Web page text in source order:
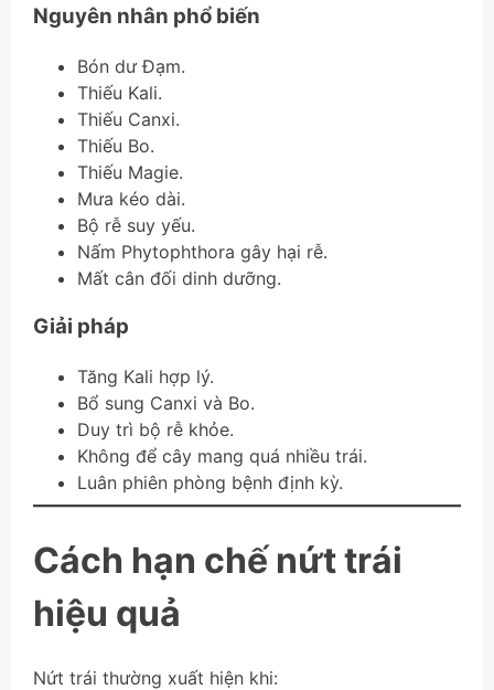
Nguyên nhân phổ biến
Bón dư Đạm.
Thiếu Kali.
Thiếu Canxi.
Thiếu Bo.
Thiếu Magie.
Mưa kéo dài.
Bộ rễ suy yếu.
Nấm Phytophthora gây hại rễ.
Mất cân đối dinh dưỡng.
Giải pháp
Tăng Kali hợp lý.
Bổ sung Canxi và Bo.
Duy trì bộ rễ khỏe.
Không để cây mang quá nhiều trái.
Luân phiên phòng bệnh định kỳ.
Cách hạn chế nứt trái
hiệu quả
Nứt trái thường xuất hiện khi: